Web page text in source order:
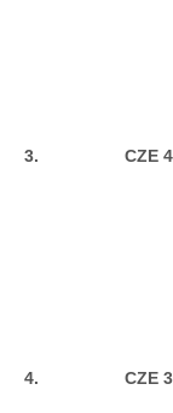
3. CZE 4
4. CZE 3